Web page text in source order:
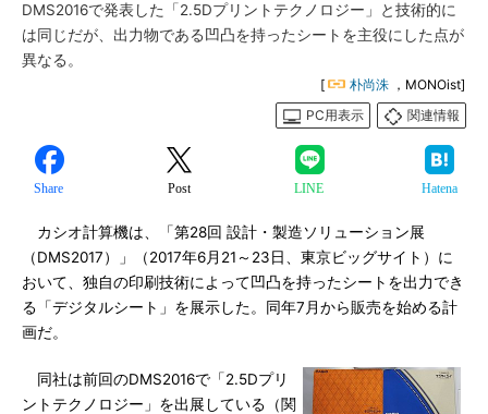
DMS2016で発表した「2.5Dプリントテクノロジー」と技術的に
は同じだが、出力物である凹凸を持ったシートを主役にした点が
異なる。
[ 朴尚洙 ，MONOist]
PC用表示
関連情報
Share Post LINE Hatena
カシオ計算機は、「第28回 設計・製造ソリューション展
（DMS2017）」（2017年6月21～23日、東京ビッグサイト）に
おいて、独自の印刷技術によって凹凸を持ったシートを出力でき
る「デジタルシート」を展示した。同年7月から販売を始める計
画だ。
同社は前回のDMS2016で「2.5Dプリ
ントテクノロジー」を出展している（関